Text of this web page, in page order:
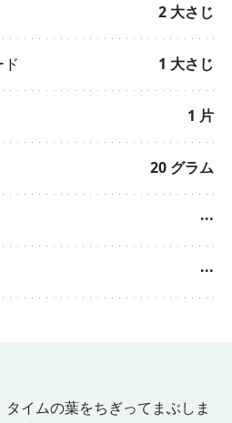
2大さじ
1 大さじ
1 片
20 グラム
···
···
イムの葉をちぎってまぶしま